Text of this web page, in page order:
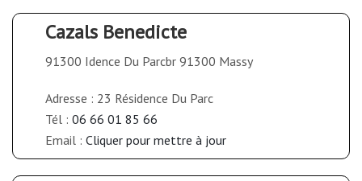
Cazals Benedicte
91300 Idence Du Parcbr 91300 Massy
Adresse : 23 Résidence Du Parc
Tél : 06 66 01 85 66
Email : Cliquer pour mettre à jour